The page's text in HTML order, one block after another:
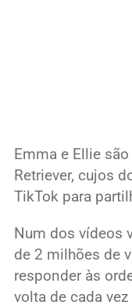
Emma e Ellie
Retriever, cujos
TikTok para
Num dos vídeos
de 2 milhões de
responder às
volta de cada vez